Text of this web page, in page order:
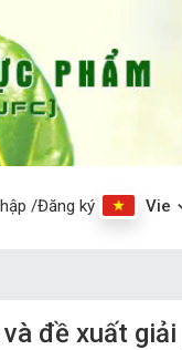
/Đăng ký Vie
đề xuất giải